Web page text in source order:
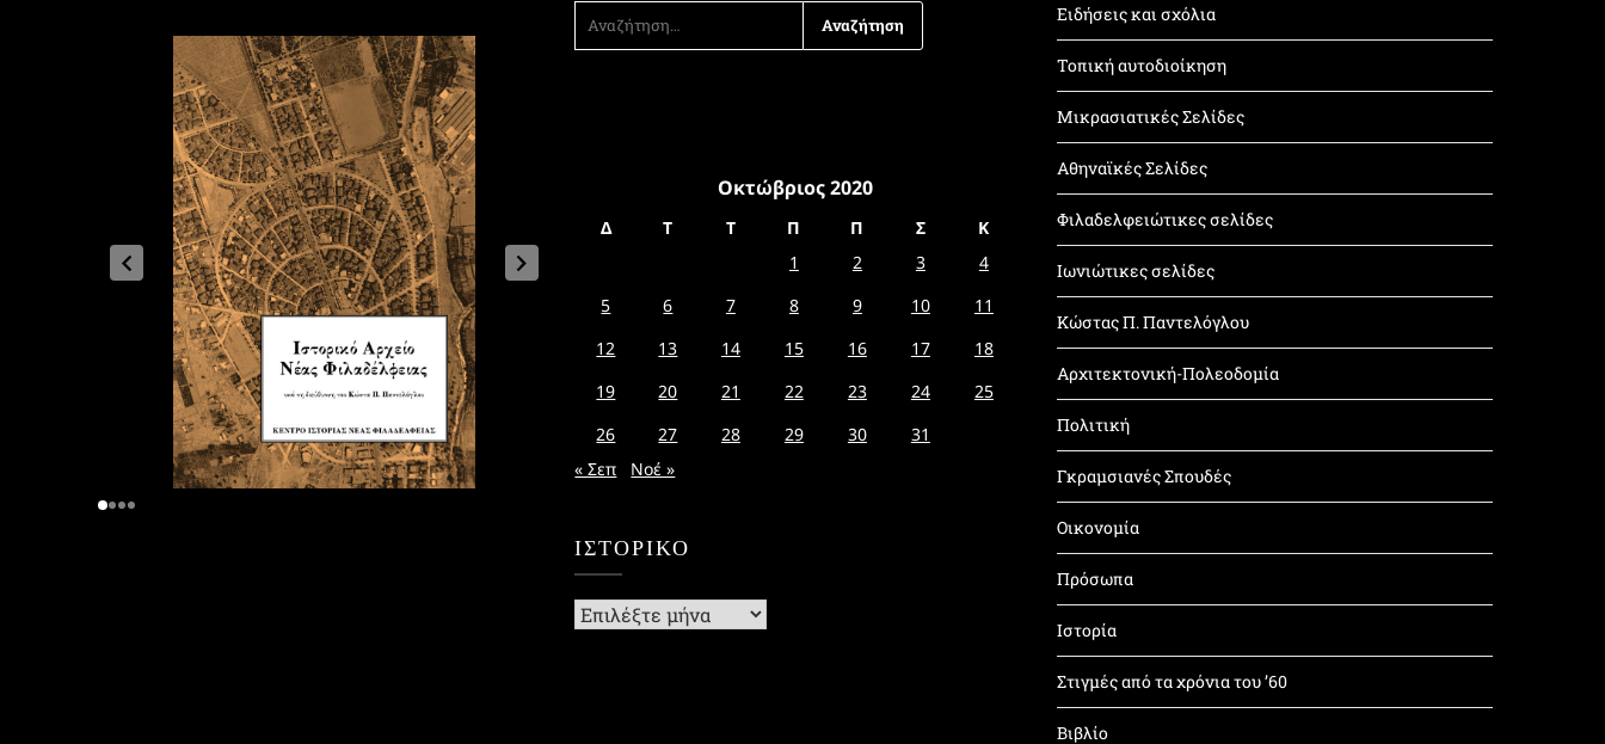
ΓΙΑ:
Οκτώβριος 2020
Δ Τ Τ Π Π Σ
Κ
1
2 3
4
5
6 7 8 9 10
11
12
13 14 15 16 17
18
19
20 21 22 23 24
25
26
27 28 29 30
31
« Σεπ
Νοέ »
ΙΣΤΟΡΙΚΌ
Ιστορικό
Ειδήσεις και σχόλια
Τοπική αυτοδιοίκηση
Μικρασιατικές Σελίδες
Αθηναϊκές Σελίδες
Φιλαδελφειώτικες σελίδες
Ιωνιώτικες σελίδες
Κώστας Π. Παντελόγλου
Αρχιτεκτονική-Πολεοδομία
Πολιτική
Γκραμσιανές Σπουδές
Οικονομία
Πρόσωπα
Ιστορία
Στιγμές από τα χρόνια του ’60
Βιβλίο